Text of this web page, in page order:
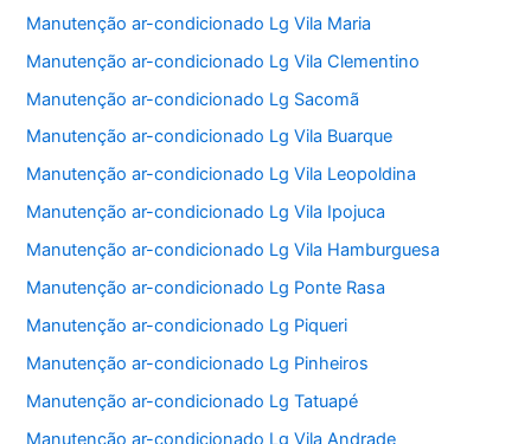
Manutenção ar-condicionado Lg Vila Maria
Manutenção ar-condicionado Lg Vila Clementino
Manutenção ar-condicionado Lg Sacomã
Manutenção ar-condicionado Lg Vila Buarque
Manutenção ar-condicionado Lg Vila Leopoldina
Manutenção ar-condicionado Lg Vila Ipojuca
Manutenção ar-condicionado Lg Vila Hamburguesa
Manutenção ar-condicionado Lg Ponte Rasa
Manutenção ar-condicionado Lg Piqueri
Manutenção ar-condicionado Lg Pinheiros
Manutenção ar-condicionado Lg Tatuapé
Manutenção ar-condicionado Lg Vila Andrade